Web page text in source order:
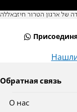
של ארגון הטרור חיזבאללה
Обратная связь
О нас